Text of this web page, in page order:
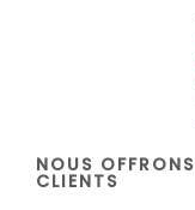
NOUS
CLIENTS